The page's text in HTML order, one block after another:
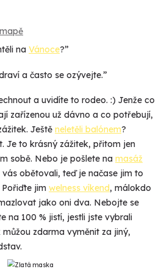
na Vánoce?”
a často se ozývejte.”
a uvidíte to rodeo. :) Jenže co
zařízenou už dávno a co potřebují,
Ještě neletěli balónem?
Je to krásný zážitek, přitom jen
sobě. Nebo je pošlete na masáž
vás obětovali, teď je načase jim to
jim welness víkend, málokdo
jako oni dva. Nebojte se
na 100 % jistí, jestli jste vybrali
zdarma vyměnit za jiný,